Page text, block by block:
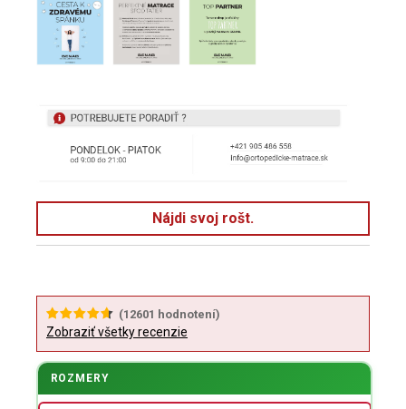
Nájdi svoj rošt.
(12601 hodnotení)
Zobraziť všetky recenzie
ROZMERY